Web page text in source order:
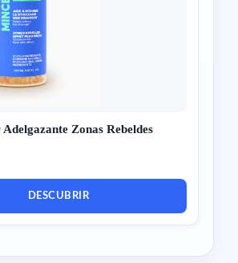
Zonas Rebeldes
DESCUBRIR